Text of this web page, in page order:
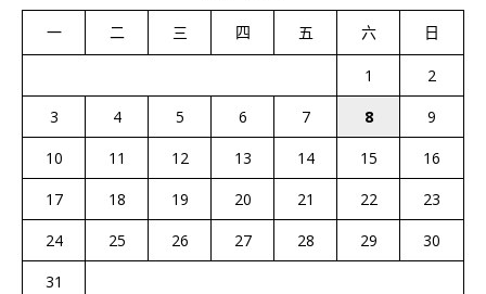
一 二 三 四 五 六 日
1
2
3
4 5 6 7 8
9
10
11 12 13 14 15
16
17
18 19 20 21 22
23
24
25 26 27 28 29
30
31